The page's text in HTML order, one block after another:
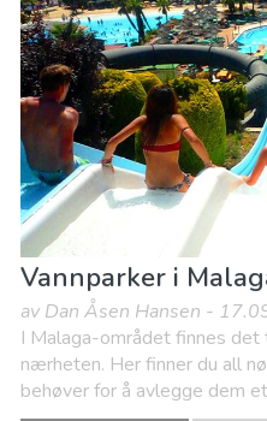
Museum & Kunst
Natur og friluftsliv
Vannparker i
av Dan Åsen Hansen -
I Malaga-området finnes
nærheten. Her finner du all
behøver for å avlegge dem